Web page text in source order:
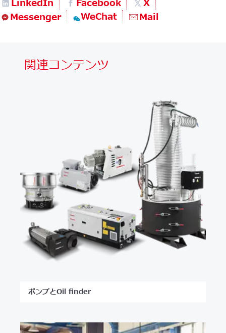
LinkedIn Facebook
X
Messenger
WeChat Mail
関連コンテンツ
ポンプとOil finder